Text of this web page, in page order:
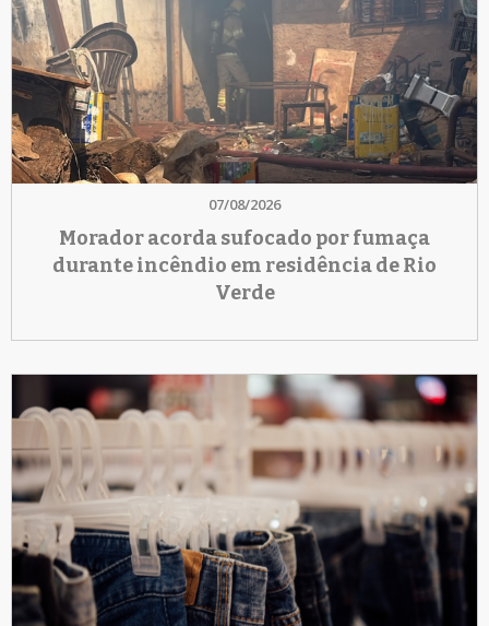
07/08/2026
Morador acorda sufocado por fumaça
durante incêndio em residência de Rio
Verde